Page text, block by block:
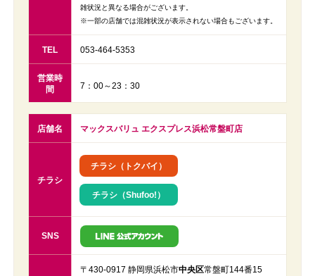
雑状況と異なる場合がございます。
※一部の店舗では混雑状況が表示されない場合もございます。
TEL 053-464-5353
営業時
間
7：00～23：30
店舗名 マックスバリュ エクスプレス浜松常盤町店
チラシ
チラシ（トクバイ）
チラシ（Shufoo!）
SNS
〒430-0917 静岡県浜松市中央区常盤町144番15